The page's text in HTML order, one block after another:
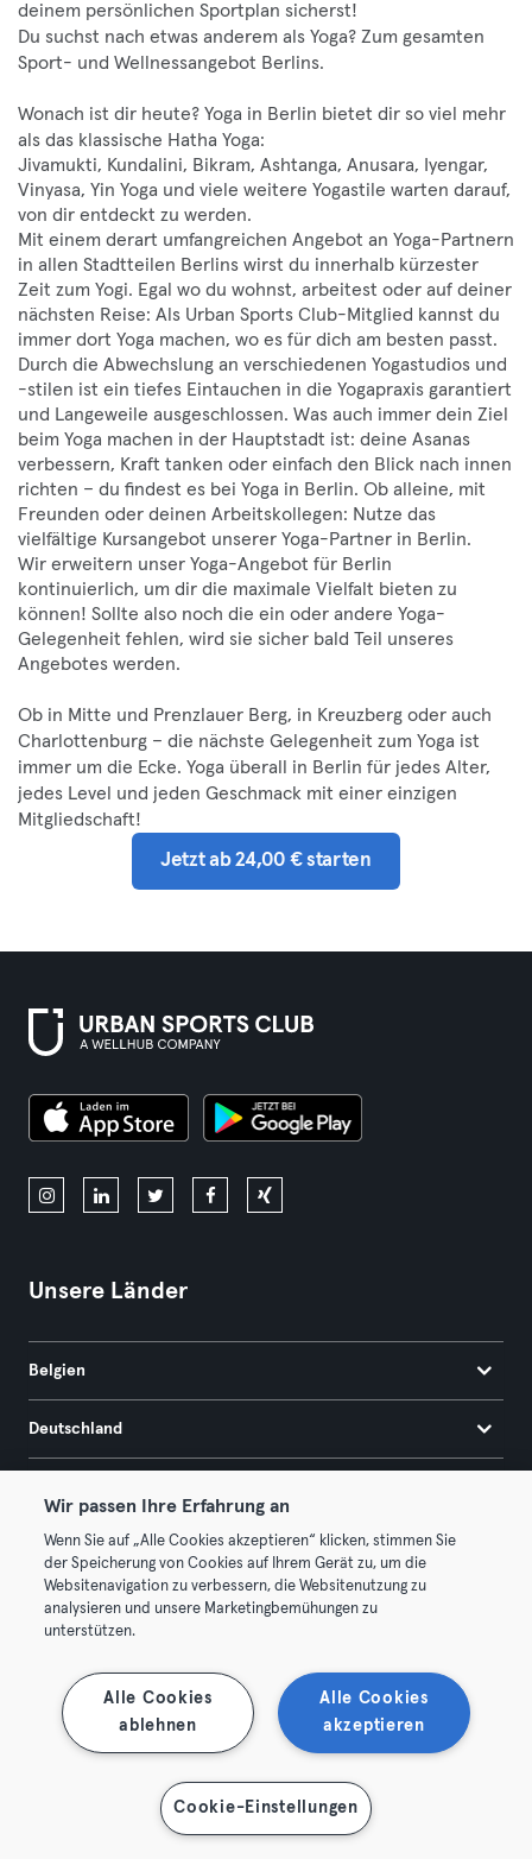
Karte anzeigen
deinem persönlichen Sportplan sicherst!
Du suchst nach etwas anderem als Yoga? Zum gesamten
Sport- und Wellnessangebot Berlins.
Wonach ist dir heute? Yoga in Berlin bietet dir so viel mehr
als das klassische Hatha Yoga:
Jivamukti, Kundalini, Bikram, Ashtanga, Anusara, Iyengar,
Vinyasa, Yin Yoga und viele weitere Yogastile warten darauf,
von dir entdeckt zu werden.
Mit einem derart umfangreichen Angebot an Yoga-Partnern
in allen Stadtteilen Berlins wirst du innerhalb kürzester
Zeit zum Yogi. Egal wo du wohnst, arbeitest oder auf deiner
nächsten Reise: Als Urban Sports Club-Mitglied kannst du
immer dort Yoga machen, wo es für dich am besten passt.
Durch die Abwechslung an verschiedenen Yogastudios und
-stilen ist ein tiefes Eintauchen in die Yogapraxis garantiert
und Langeweile ausgeschlossen. Was auch immer dein Ziel
beim Yoga machen in der Hauptstadt ist: deine Asanas
verbessern, Kraft tanken oder einfach den Blick nach innen
richten – du findest es bei Yoga in Berlin. Ob alleine, mit
Freunden oder deinen Arbeitskollegen: Nutze das
vielfältige Kursangebot unserer Yoga-Partner in Berlin.
Wir erweitern unser Yoga-Angebot für Berlin
kontinuierlich, um dir die maximale Vielfalt bieten zu
können! Sollte also noch die ein oder andere Yoga-
Gelegenheit fehlen, wird sie sicher bald Teil unseres
Angebotes werden.
Ob in Mitte und Prenzlauer Berg, in Kreuzberg oder auch
Charlottenburg – die nächste Gelegenheit zum Yoga ist
immer um die Ecke. Yoga überall in Berlin für jedes Alter,
jedes Level und jeden Geschmack mit einer einzigen
Mitgliedschaft!
Jetzt ab 24,00 € starten
Unsere Länder
Belgien
Deutschland
Niederlande
Portugal
Österreich
Unternehmen B2B
Wir passen Ihre Erfahrung an
Wenn Sie auf „Alle Cookies akzeptieren“ klicken, stimmen Sie
der Speicherung von Cookies auf Ihrem Gerät zu, um die
Websitenavigation zu verbessern, die Websitenutzung zu
analysieren und unsere Marketingbemühungen zu
unterstützen.
Alle Cookies
akzeptieren
Alle Cookies
ablehnen
Cookie-Einstellungen